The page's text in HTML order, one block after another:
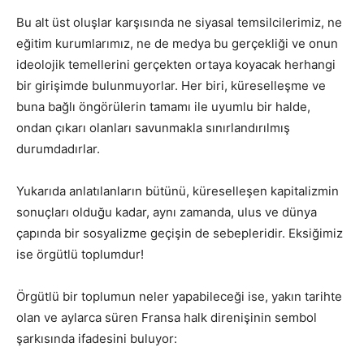
Bu alt üst oluşlar karşısında ne siyasal temsilcilerimiz, ne
eğitim kurumlarımız, ne de medya bu gerçekliği ve onun
ideolojik temellerini gerçekten ortaya koyacak herhangi
bir girişimde bulunmuyorlar. Her biri, küreselleşme ve
buna bağlı öngörülerin tamamı ile uyumlu bir halde,
ondan çıkarı olanları savunmakla sınırlandırılmış
durumdadırlar.
Yukarıda anlatılanların bütünü, küreselleşen kapitalizmin
sonuçları olduğu kadar, aynı zamanda, ulus ve dünya
çapında bir sosyalizme geçişin de sebepleridir. Eksiğimiz
ise örgütlü toplumdur!
Örgütlü bir toplumun neler yapabileceği ise, yakın tarihte
olan ve aylarca süren Fransa halk direnişinin sembol
şarkısında ifadesini buluyor: